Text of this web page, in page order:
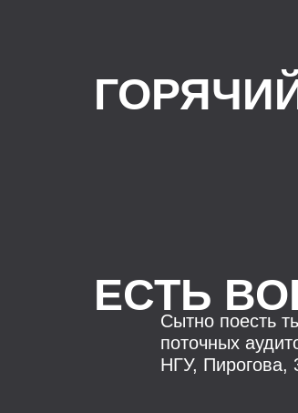
Сытно поесть
поточных
НГУ, Пирогова,
ЕСТЬ